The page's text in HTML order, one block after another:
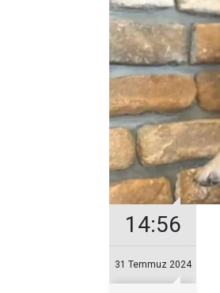
14:56
31 Temmuz 2024